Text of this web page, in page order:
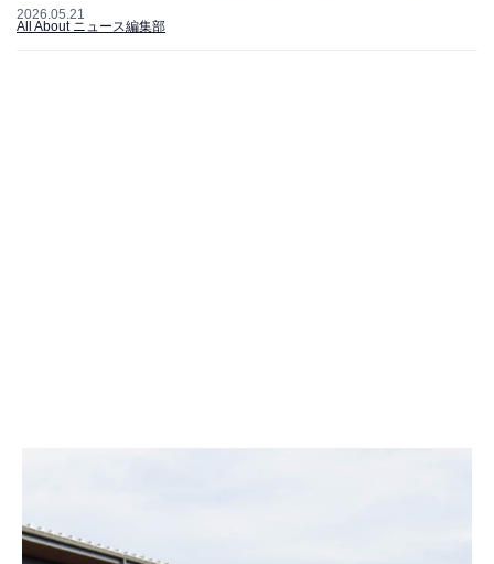
2026.05.21
All About ニュース編集部